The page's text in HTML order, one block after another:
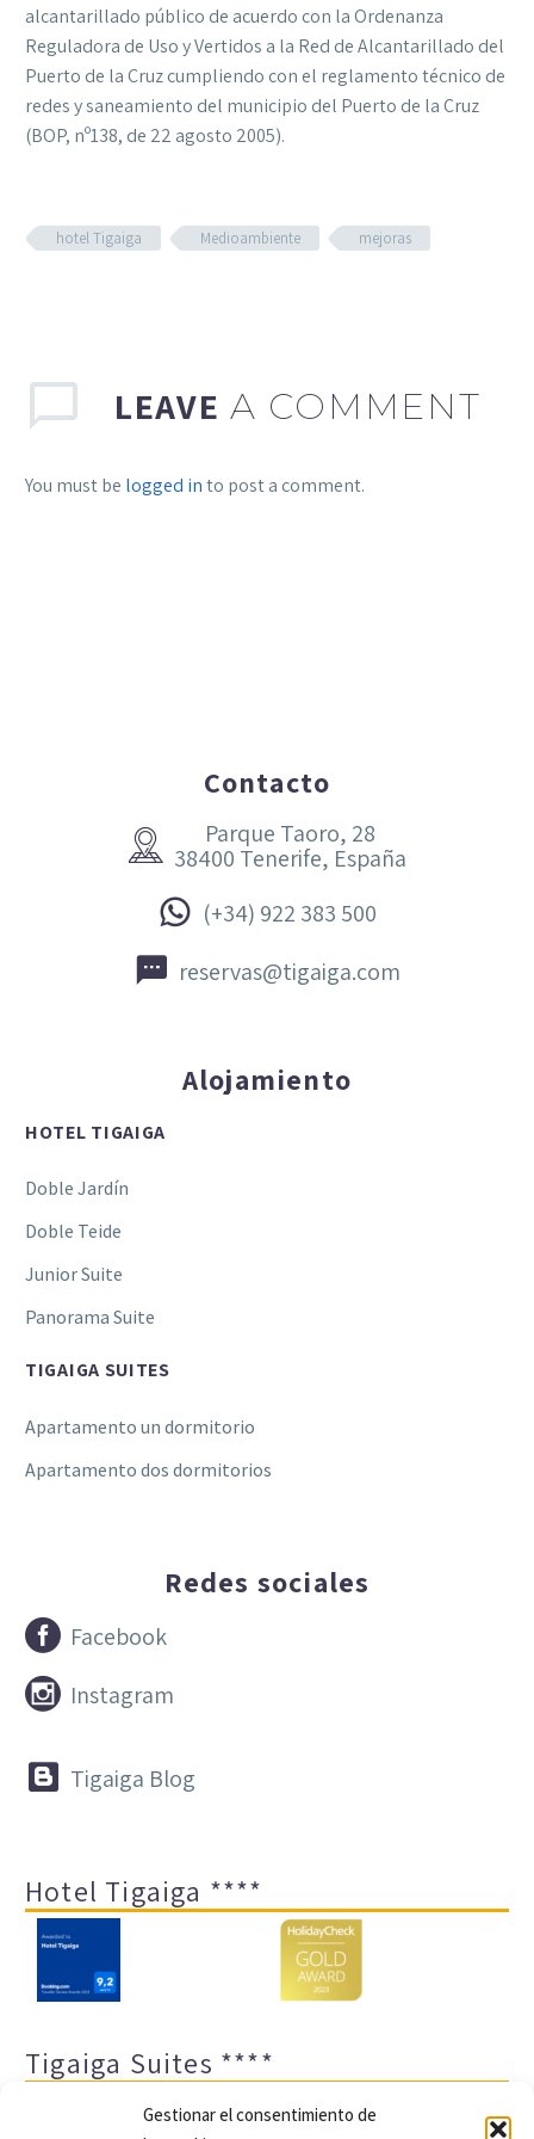
Gestionar el consentimiento de
alcantarillado público de acuerdo con la Ordenanza
Reguladora de Uso y Vertidos a la Red de Alcantarillado del
Puerto de la Cruzcumpliendo con el reglamento técnico de
redes y saneamiento del municipio del Puerto de la Cruz
(BOP, nº138, de 22 agosto 2005).
hotel Tigaiga Medioambiente mejoras
LEAVE A COMMENT
You must be logged into post a comment.
Contacto


Parque Taoro, 28
38400 Tenerife, España

 (+34) 922 383 500

 reservas@tigaiga.com
Alojamiento
HOTEL TIGAIGA
Doble Jardín
Doble Teide
Junior Suite
Panorama Suite
TIGAIGA SUITES
Apartamento un dormitorio
Apartamento dos dormitorios
Redes sociales

 Facebook

 Instagram

 Tigaiga Blog
Hotel Tigaiga ****
Tigaiga Suites ****